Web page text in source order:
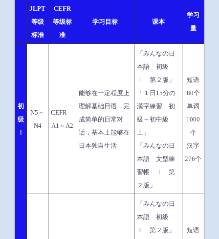
JLPT
等级
标准
CEFR
等级标
准
学习目标 课本
学习
量
初
级
Ⅰ
N5～
N4
CEFR
A1～A2
能够在一定程度上
理解基础日语，完
成简单的日常对
话，基本上能够在
日本独自生活
「みんなの日
本語 初級
Ⅰ 第２版」
「１日15分の
漢字練習 初
級～初中級
上」
「みんなの日
本語 文型練
習帳 Ⅰ 第
２版」
短语
80个
单词
1000
个
汉字
276个
「みんなの日
本語 初級
Ⅱ 第２版」
短语